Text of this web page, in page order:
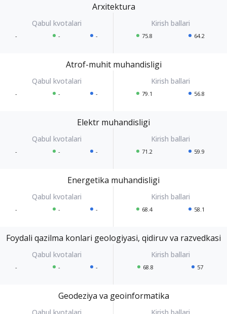
Arxitektura
- - - 75.8 64.2
Atrof-muhit muhandisligi
- - - 79.1 56.8
Elektr muhandisligi
- - - 71.2 59.9
Energetika muhandisligi
- - - 68.4 58.1
Foydali qazilma konlari geologiyasi, qidiruv va razvedkasi
- - - 68.8 57
Geodeziya va geoinformatika